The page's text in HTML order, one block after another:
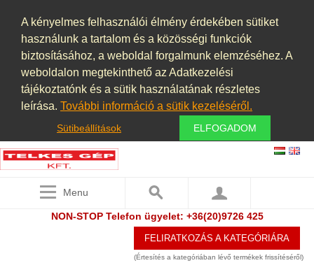
A kényelmes felhasználói élmény érdekében sütiket
használunk a tartalom és a közösségi funkciók
biztosításához, a weboldal forgalmunk elemzéséhez. A
weboldalon megtekinthető az Adatkezelési
tájékoztatónk és a sütik használatának részletes
leírása. További információ a sütik kezeléséről.
Sütibeállítások ELFOGADOM
Menu
NON-STOP Telefon ügyelet: +36(20)9726 425
FELIRATKOZÁS A KATEGÓRIÁRA
(Értesítés a kategóriában lévő termékek frissítéséről)
ACÉLÁRU, VASANYAG
AGGREGÁTOR ÁRAMFEJLESZTŐ